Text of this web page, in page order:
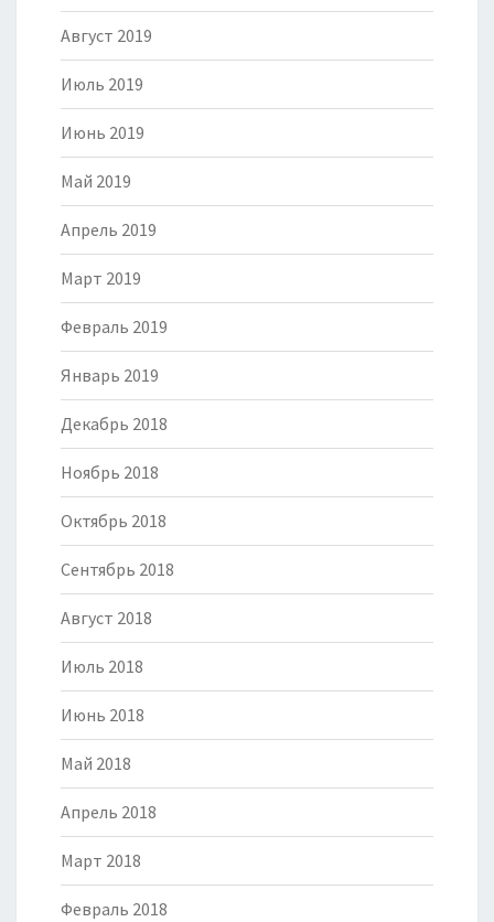
Август 2019
Июль 2019
Июнь 2019
Май 2019
Апрель 2019
Март 2019
Февраль 2019
Январь 2019
Декабрь 2018
Ноябрь 2018
Октябрь 2018
Сентябрь 2018
Август 2018
Июль 2018
Июнь 2018
Май 2018
Апрель 2018
Март 2018
Февраль 2018